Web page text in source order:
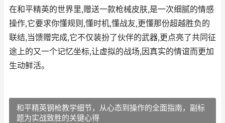
在和平精英的世界里,赠送一款枪械皮肤,是一次细腻的情感
操作,它要求你懂规则,懂时机,懂战友,更懂那份超越胜负的
联结,当馈赠完成,它不仅装扮了伙伴的武器,更点亮了共同征
途上的又一个记忆坐标,让虚拟的战场,因真实的情谊而更加
生动鲜活。
和平精英钢枪教学细节，从心态到操作的全面指南，副标
题为实战致胜的关键心得